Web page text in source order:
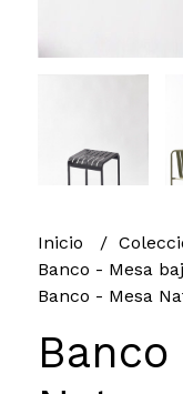
Inicio
Banco - Mesa
Banco - Mesa